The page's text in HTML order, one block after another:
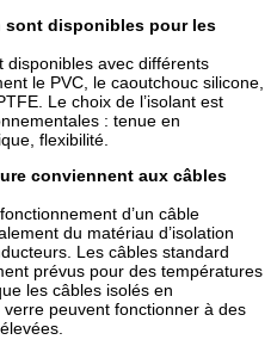
sont disponibles pour les
disponibles avec différents
le PVC, le caoutchouc silicone,
Le choix de l’isolant est
: tenue en
flexibilité.
conviennent aux câbles
d’un câble
du matériau d’isolation
Les câbles standard
prévus pour des températures
les câbles isolés en
peuvent fonctionner à des